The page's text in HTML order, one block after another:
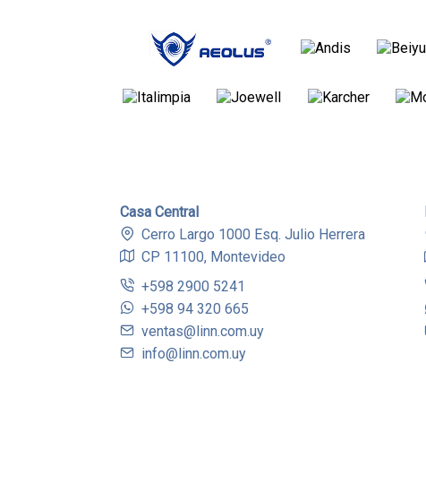
Casa Central
Cerro Largo 1000 Esq. Julio Herrera
CP 11100, Montevideo
+598 2900 5241
+598 94 320 665
ventas@linn.com.uy
info@linn.com.uy